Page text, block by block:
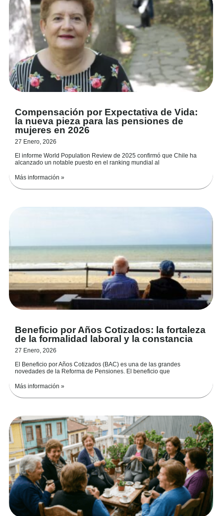
Compensación por Expectativa de Vida:
la nueva pieza para las pensiones de
mujeres en 2026
27 Enero, 2026
El informe World Population Review de 2025 confirmó que Chile ha
alcanzado un notable puesto en el ranking mundial al
Más información »
Beneficio por Años Cotizados: la fortaleza
de la formalidad laboral y la constancia
27 Enero, 2026
El Beneficio por Años Cotizados (BAC) es una de las grandes
novedades de la Reforma de Pensiones. El beneficio que
Más información »